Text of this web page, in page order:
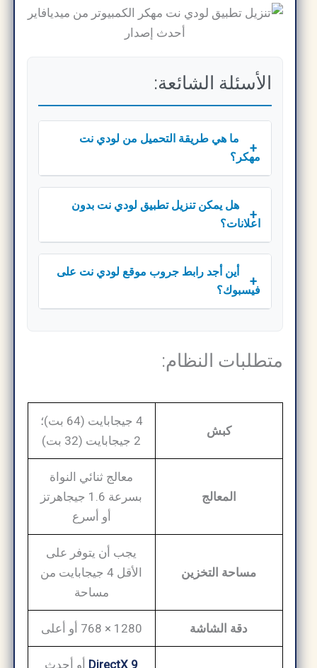
الأسئلة الشائعة:
ما هي طريقة التحميل من لودي نت
مهكر؟
+
هل يمكن تنزيل تطبيق لودي نت بدون
اعلانات؟
+
أين أجد رابط جروب موقع لودي نت على
فيسبوك؟
+
متطلبات النظام:
كبش
4 جيجابايت (64 بت)؛
المعالج
معالج ثنائي النواة
بسرعة 1.6 جيجاهرتز
أو أسرع
مساحة التخزين
يجب أن يتوفر على
الأقل 4 جيجابايت من
مساحة
دقة الشاشة 1280 × 768 أو أعلى
DirectX 9أو أحدث